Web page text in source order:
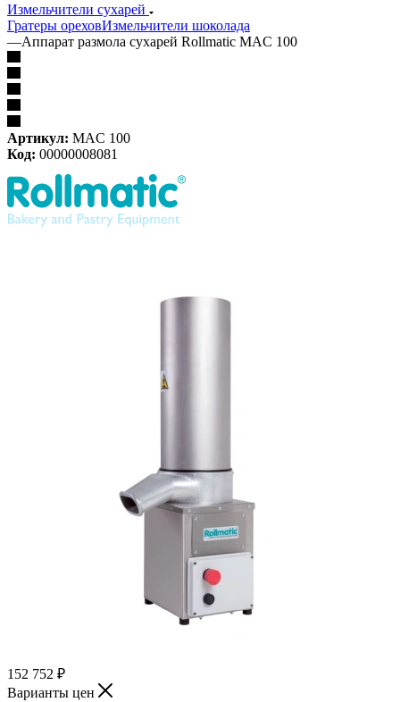
Измельчители сухарей
Гратеры ореховИзмельчители шоколада
—Аппарат размола сухарей Rollmatic MAC 100
Артикул: MAC 100
Код: 00000008081
152 752 ₽
Варианты цен